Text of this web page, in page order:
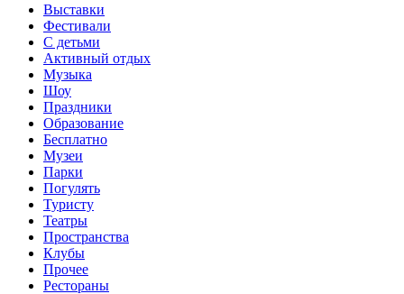
Выставки
Фестивали
С детьми
Активный отдых
Музыка
Шоу
Праздники
Образование
Бесплатно
Музеи
Парки
Погулять
Туристу
Театры
Пространства
Клубы
Прочее
Рестораны